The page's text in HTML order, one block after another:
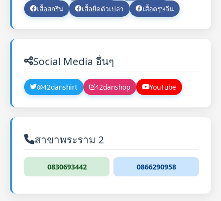
เสื้อสกรีน
เสื้อยืดตัวเปล่า เสื้อตรุษจีน
Social Media อื่นๆ
@42danshirt 42danshop YouTube
สาขาพระราม 2
0830693442 0866290958